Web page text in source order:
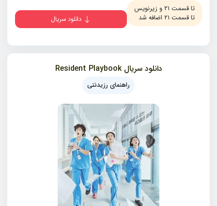
تا قسمت ۲۱ و زیرنویس
تا قسمت ۲۱ اضافه شد
دانلود سریال
دانلود سریال Resident Playbook
راهنمای رزیدنتی